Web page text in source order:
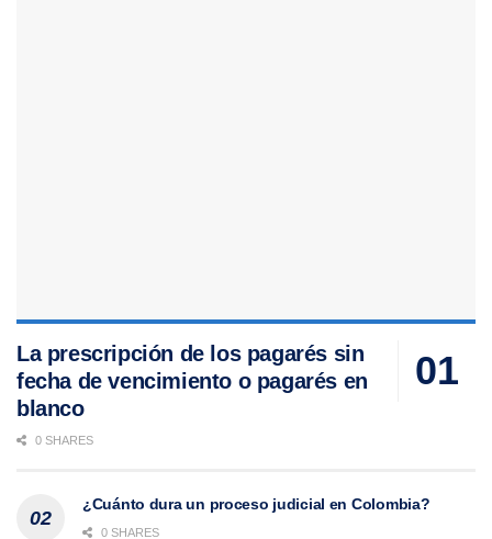
La prescripción de los pagarés sin
fecha de vencimiento o pagarés en
blanco
0 SHARES
¿Cuánto dura un proceso judicial en Colombia?
0 SHARES